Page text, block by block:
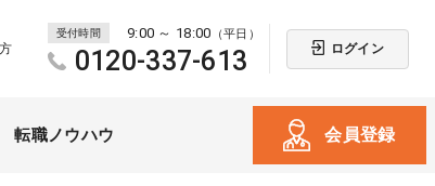
受付時間 9:00 ～ 18:00 （平日）
0120-337-613 ログイン
転職ノウハウ 会員登録